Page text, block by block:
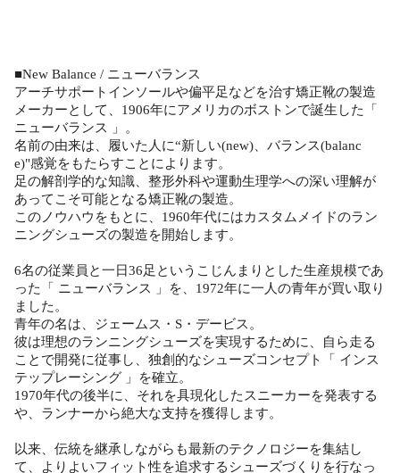
■New Balance / ニューバランス
アーチサポートインソールや偏平足などを治す矯正靴の製造
メーカーとして、1906年にアメリカのボストンで誕生した「
ニューバランス 」。
名前の由来は、履いた人に“新しい(new)、バランス(balanc
e)"感覚をもたらすことによります。
足の解剖学的な知識、整形外科や運動生理学への深い理解が
あってこそ可能となる矯正靴の製造。
このノウハウをもとに、1960年代にはカスタムメイドのラン
ニングシューズの製造を開始します。
6名の従業員と一日36足というこじんまりとした生産規模であ
った「 ニューバランス 」を、1972年に一人の青年が買い取り
ました。
青年の名は、ジェームス・S・デービス。
彼は理想のランニングシューズを実現するために、自ら走る
ことで開発に従事し、独創的なシューズコンセプト「 インス
テップレーシング 」を確立。
1970年代の後半に、それを具現化したスニーカーを発表する
や、ランナーから絶大な支持を獲得します。
以来、伝統を継承しながらも最新のテクノロジーを集結し
て、よりよいフィット性を追求するシューズづくりを行なっ